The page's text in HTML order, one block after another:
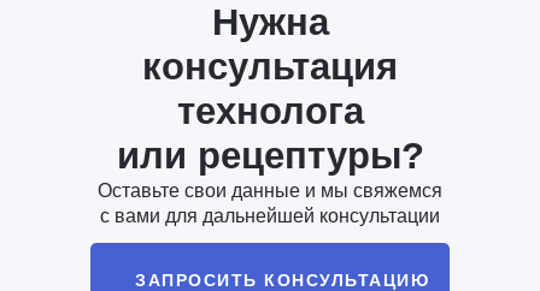
ЗАПРОСИТЬ КОНСУЛЬТАЦИЮ
Нужна
консультация
технолога
или рецептуры?
Оставьте свои данные и мы свяжемся
с вами для дальнейшей консультации